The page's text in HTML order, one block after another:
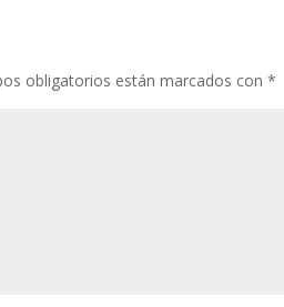
obligatorios están marcados con*